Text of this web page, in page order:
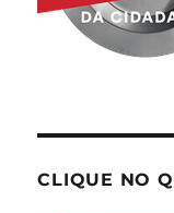
CLIQUE NO